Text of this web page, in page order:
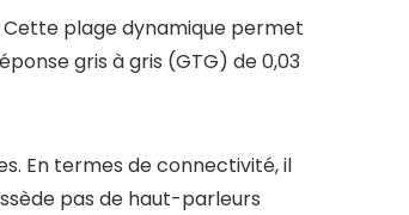
Cette plage dynamique permet
gris à gris (GTG) de 0,03
En termes de connectivité, il
pas de haut-parleurs